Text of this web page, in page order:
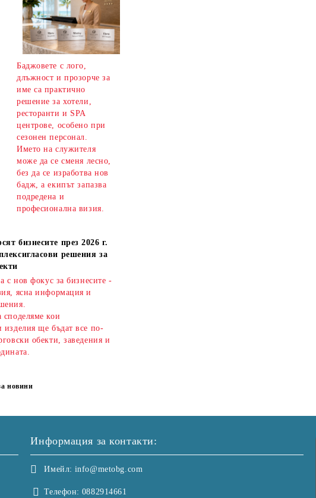
Баджовете с лого,
длъжност и прозорче за
име са практично
решение за хотели,
ресторанти и SPA
центрове, особено при
сезонен персонал.
Името на служителя
може да се сменя лесно,
без да се изработва нов
бадж, а екипът запазва
подредена и
професионална визия.
бизнесите през 2026 г.
решения за
с нов фокус за бизнесите -
ясна информация и
кои
изделия ще бъдат все по-
обекти, заведения и
новини
Информация за контакти:
Имейл: info@metobg.com
Телефон: 0882914661